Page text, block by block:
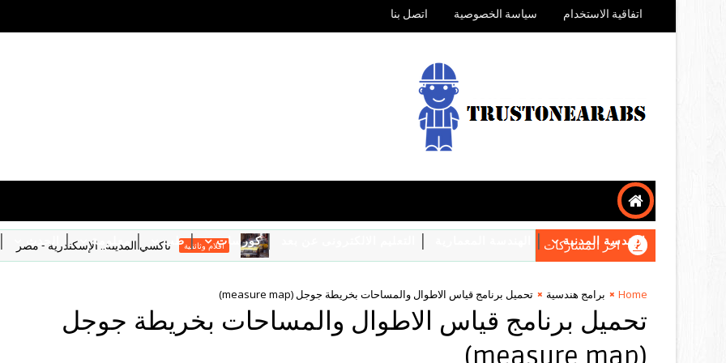
اتفاقية الاستخدام سياسة الخصوصية اتصل بنا
الهندسة المدنية كورسات طب معلومة الحدث اخر المشاركات افلام وثائقية تاكسي المدينة.. الإسكندرية - مصر
Home برامج هندسية تحميل برنامج قياس الاطوال والمساحات بخريطة جوجل (measure map)
تحميل برنامج قياس الاطوال والمساحات بخريطة جوجل